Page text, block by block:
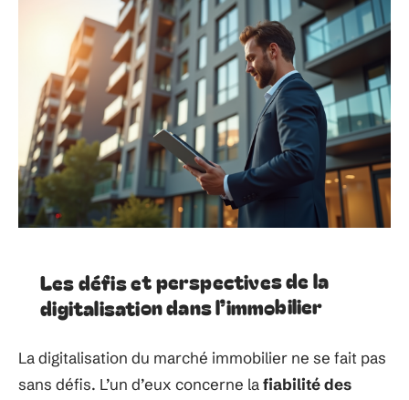
Les défis et perspectives de la
digitalisation dans l’immobilier
La digitalisation du marché immobilier ne se fait pas
sans défis. L’un d’eux concerne lafiabilité des